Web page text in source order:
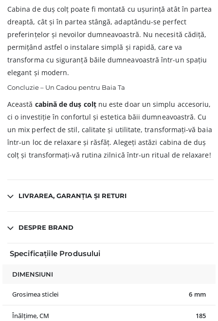
Cabina de duș colț poate fi montată cu ușurință atât în partea
dreaptă, cât și în partea stângă, adaptându-se perfect
preferințelor și nevoilor dumneavoastră. Nu necesită cădiță,
permițând astfel o instalare simplă și rapidă, care va
transforma cu siguranță băile dumneavoastră într-un spațiu
elegant și modern.
Concluzie – Un Cadou pentru Baia Ta
Această cabină de duș colțnu este doar un simplu accesoriu,
ci o investiție în confortul și estetica băii dumneavoastră. Cu
un mix perfect de stil, calitate și utilitate, transformați-vă baia
într-un loc de relaxare și răsfăț. Alegeți astăzi cabina de duș
colț și transformați-vă rutina zilnică într-un ritual de relaxare!
LIVRAREA, GARANȚIA ȘI RETURI
DESPRE BRAND
Specificațiile Produsului
DIMENSIUNI
Grosimea sticlei 6 mm
Înălțime, CM 185